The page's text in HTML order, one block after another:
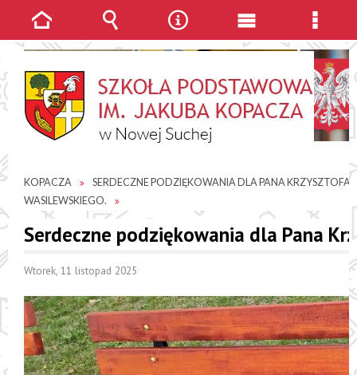
KOPACZA
SERDECZNE PODZIĘKOWANIA DLA PANA KRZYSZTOFA
WASILEWSKIEGO.
Serdeczne podziękowania dla Pana
Wtorek, 11 listopad 2025
Strona
główna
Wyszukiwarka
NarzędziaMenu
Menu